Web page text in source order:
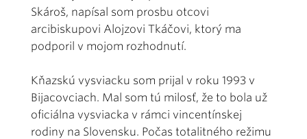
Skároš, napísal som prosbu otcovi
arcibiskupovi Alojzovi Tkáčovi, ktorý ma
podporil v mojom rozhodnutí.
Kňazskú vysviacku som prijal v roku 1993 v
Bijacovciach. Mal som tú milosť, že to bola už
oficiálna vysviacka v rámci vincentínskej
rodiny na Slovensku. Počas totalitného režimu